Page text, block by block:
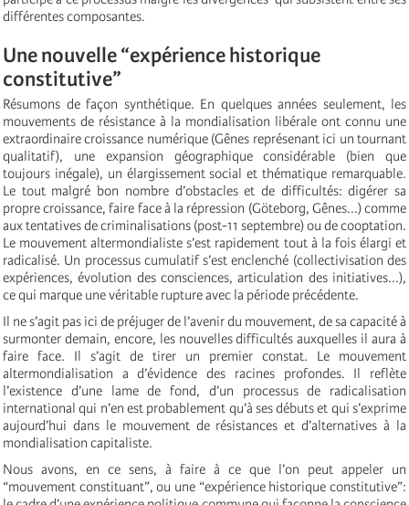
différentes composantes.
Une nouvelle “expérience historique
constitutive”
Résumons de façon synthétique. En quelques années seulement, les
mouvements de résistance à la mondialisation libérale ont connu une
extraordinaire croissance numérique (Gênes représenant ici un tournant
qualitatif), une expansion géographique considérable (bien que
toujours inégale), un élargissement social et thématique remarquable.
Le tout malgré bon nombre d’obstacles et de difficultés: digérer sa
propre croissance, faire face à la répression (Göteborg, Gênes...) comme
aux tentatives de criminalisations (post-11 septembre) ou de cooptation.
Le mouvement altermondialiste s’est rapidement tout à la fois élargi et
radicalisé. Un processus cumulatif s’est enclenché (collectivisation des
expériences, évolution des consciences, articulation des initiatives...),
ce qui marque une véritable rupture avec la période précédente.
Il ne s’agit pas ici de préjuger de l’avenir du mouvement, de sa capacité à
surmonter demain, encore, les nouvelles difficultés auxquelles il aura à
faire face. Il s’agit de tirer un premier constat. Le mouvement
altermondialisation a d’évidence des racines profondes. Il reflète
l’existence d’une lame de fond, d’un processus de radicalisation
international qui n’en est probablement qu’à ses débuts et qui s’exprime
aujourd’hui dans le mouvement de résistances et d’alternatives à la
mondialisation capitaliste.
Nous avons, en ce sens, à faire à ce que l’on peut appeler un
“mouvement constituant”, ou une “expérience historique constitutive”: